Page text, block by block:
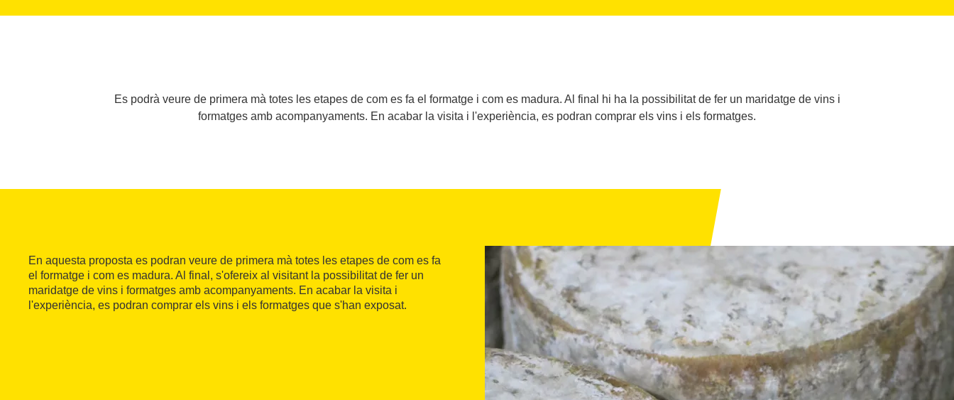
Es podrà veure de primera mà totes les etapes de com es fa el formatge i com es madura. Al final hi ha la possibilitat de fer un maridatge de vins i
formatges amb acompanyaments. En acabar la visita i l'experiència, es podran comprar els vins i els formatges.
En aquesta proposta es podran veure de primera mà totes les etapes de com es fa
el formatge i com es madura. Al final, s'ofereix al visitant la possibilitat de fer un
maridatge de vins i formatges amb acompanyaments. En acabar la visita i
l'experiència, es podran comprar els vins i els formatges que s'han exposat.